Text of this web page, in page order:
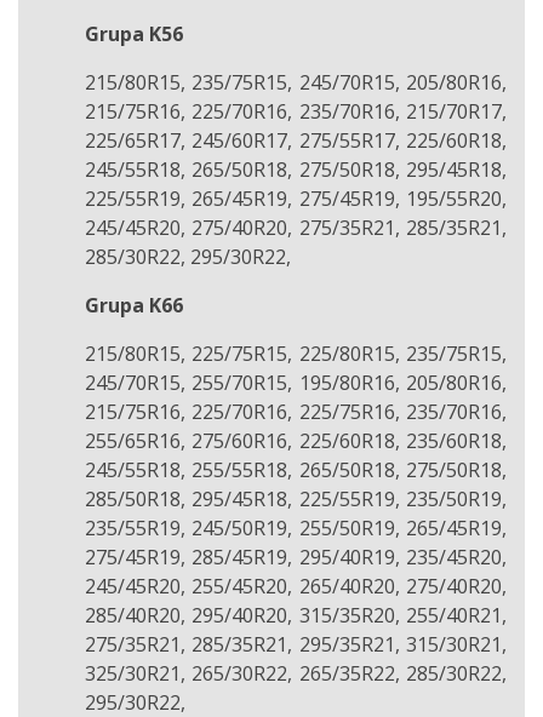
Grupa K56
215/80R15, 235/75R15, 245/70R15, 205/80R16,
215/75R16, 225/70R16, 235/70R16, 215/70R17,
225/65R17, 245/60R17, 275/55R17, 225/60R18,
245/55R18, 265/50R18, 275/50R18, 295/45R18,
225/55R19, 265/45R19, 275/45R19, 195/55R20,
245/45R20, 275/40R20, 275/35R21, 285/35R21,
285/30R22, 295/30R22,
Grupa K66
215/80R15, 225/75R15, 225/80R15, 235/75R15,
245/70R15, 255/70R15, 195/80R16, 205/80R16,
215/75R16, 225/70R16, 225/75R16, 235/70R16,
255/65R16, 275/60R16, 225/60R18, 235/60R18,
245/55R18, 255/55R18, 265/50R18, 275/50R18,
285/50R18, 295/45R18, 225/55R19, 235/50R19,
235/55R19, 245/50R19, 255/50R19, 265/45R19,
275/45R19, 285/45R19, 295/40R19, 235/45R20,
245/45R20, 255/45R20, 265/40R20, 275/40R20,
285/40R20, 295/40R20, 315/35R20, 255/40R21,
275/35R21, 285/35R21, 295/35R21, 315/30R21,
325/30R21, 265/30R22, 265/35R22, 285/30R22,
295/30R22,